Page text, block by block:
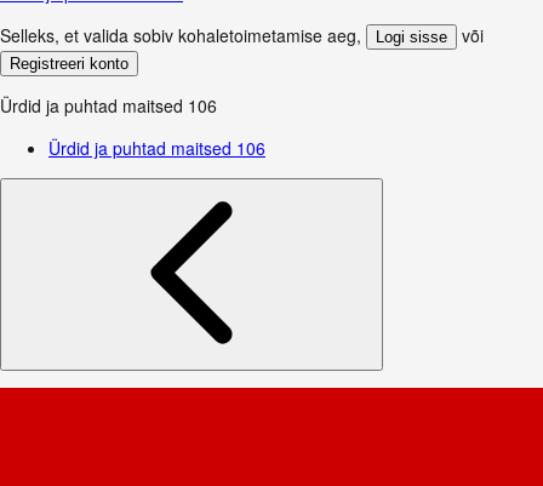
Selleks, et valida sobiv kohaletoimetamise aeg, Logi sisse või
Registreeri konto
Ürdid ja puhtad maitsed 106
Ürdid ja puhtad maitsed 106